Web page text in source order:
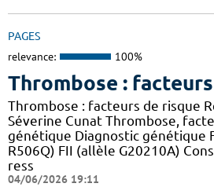
PAGES
relevance: 100%
Thrombose :
Thrombose : facteurs de risque
Séverine Cunat Thrombose,
génétique Diagnostic génétique
R506Q) FII (allèle G20210A)
ress
04/06/2026 19:11